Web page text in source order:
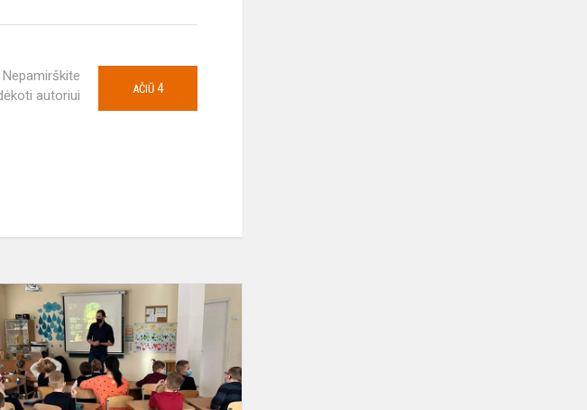
Nepamirškite
autoriui
AČIŪ 4